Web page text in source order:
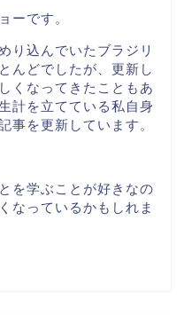
ーです。
り込んでいたブラジリ
んどでしたが、更新し
くなってきたこともあ
計を立てている私自身
事を更新しています。
を学ぶことが好きなの
なっているかもしれま